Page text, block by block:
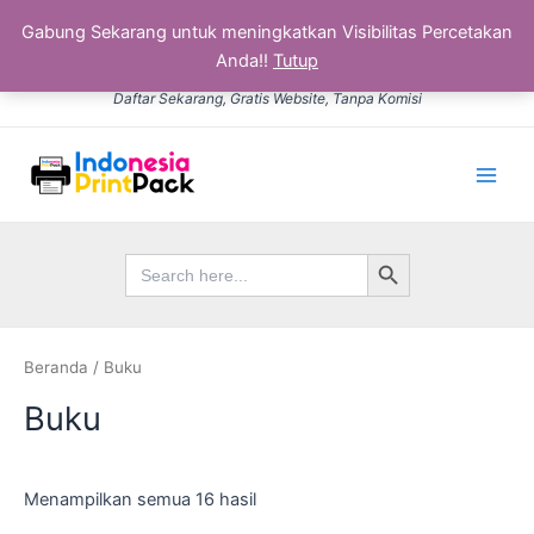
Gabung Sekarang untuk meningkatkan Visibilitas Percetakan
Anda!! Tutup
Daftar Sekarang, Gratis Website, Tanpa Komisi
Search
for:
Search Button
Beranda / Buku
Buku
Menampilkan semua 16 hasil
Diurutkan
menurut
yang